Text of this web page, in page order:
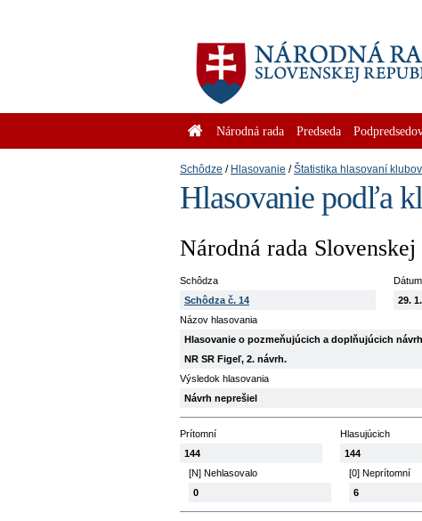
Národná rada Predseda
Schôdze Hlasovanie Štatistika hlasovaní klubov
Hlasovanie podľa
Národná rada
Schôdza
Schôdza č. 14
29.
Názov hlasovania
Hlasovanie o pozmeňujúcich a doplňujúcich
NR SR Figeľ, 2. návrh.
Výsledok hlasovania
Návrh neprešiel
Prítomní
144
Hlasujúcich
144
[N] Nehlasovalo
0
[0] Neprítomní
6